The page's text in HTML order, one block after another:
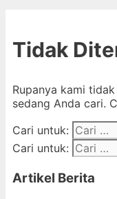
Tidak
Rupanya kami
sedang Anda cari.
Cari untuk:
Cari untuk:
Artikel Berita